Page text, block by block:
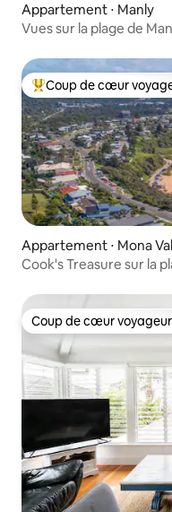
Appartement ⋅ Manly
Vues sur la plage de
Coups de cœur
Coup de cœur
Appartement ⋅ Mona
Cook's Treasure sur la
Coup de cœur
Coup de cœur